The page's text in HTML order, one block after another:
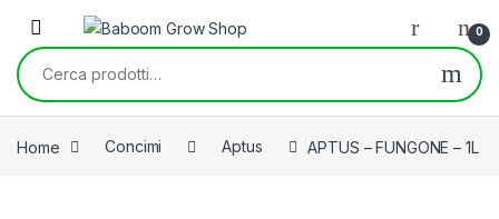
Skip to navigation
Skip to content
0
Cerca:
Home Concimi Aptus APTUS – FUNGONE – 1L